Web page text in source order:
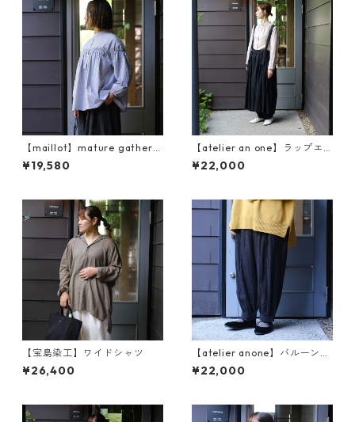
【maillot】mature gather s
hirt (MAS-26160)
¥19,580
【atelier an one】ラップエ
プロン an2460
¥22,000
【宝島染工】ワイドシャツ
¥26,400
【atelier anone】バルーンパ
ンツ（an2576）
¥22,000